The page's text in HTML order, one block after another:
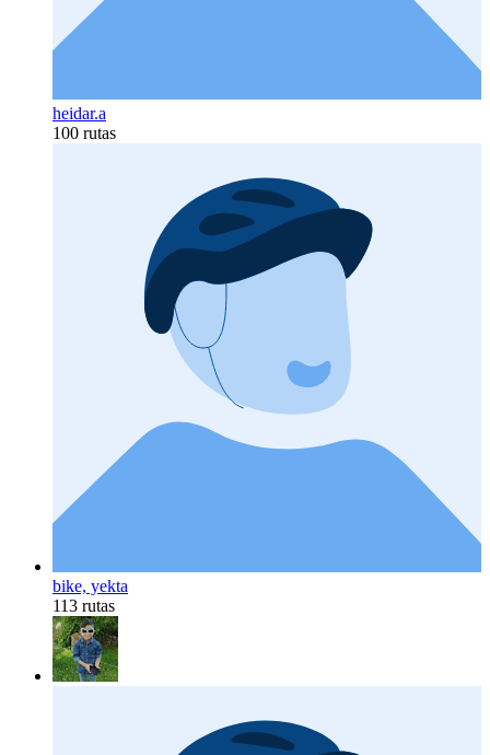
heidar.a
100 rutas
bike, yekta
113 rutas